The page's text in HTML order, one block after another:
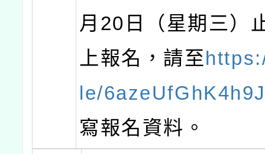
月20日（星期三）
上報名，請至
le/
寫報名資料。